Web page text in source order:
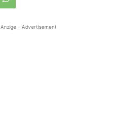
Anzige - Advertisement